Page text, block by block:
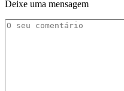
Deixe uma mensagem